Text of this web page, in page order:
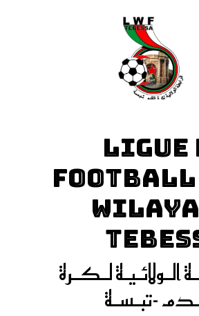
LIGUE
الـولائـيـة لـكـرة
-تبـسـة